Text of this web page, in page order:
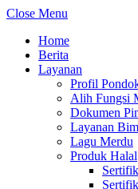
Close Menu
Home
Berita
Layanan
Profil
Alih Fungsi
Dokumen
Layanan
Lagu Merdu
Produk Halal